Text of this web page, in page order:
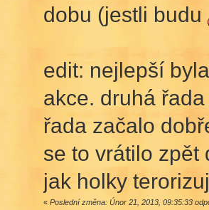
dobu (jestli budu
edit: nejlepší
akce. druhá
řada začalo
se to vrátilo
jak holky
« Poslední změna: Únor 21, 2013, 09:35:33